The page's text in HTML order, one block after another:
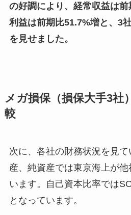
の好調により、経常収益は
利益は前期比51.7%増と、3
を見せました。
メガ損保（損保大手3社
較
次に、各社の財務状況を見
産、純資産では東京海上が
います。自己資本比率では
となっています。